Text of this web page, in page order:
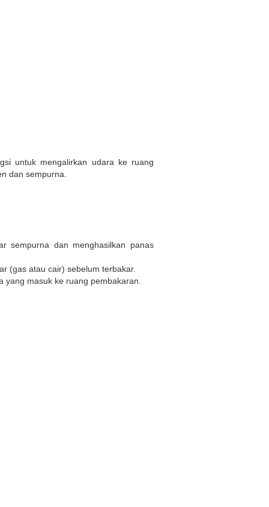
untuk mengalirkan udara ke ruang
dan sempurna.
sempurna dan menghasilkan panas
(gas atau cair) sebelum terbakar.
masuk ke ruang pembakaran.